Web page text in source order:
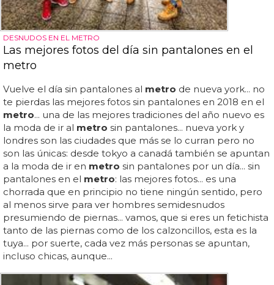
DESNUDOS EN EL METRO
Las mejores fotos del día sin pantalones en el
metro
Vuelve el día sin pantalones al metro de nueva york... no
te pierdas las mejores fotos sin pantalones en 2018 en el
metro... una de las mejores tradiciones del año nuevo es
la moda de ir al metro sin pantalones... nueva york y
londres son las ciudades que más se lo curran pero no
son las únicas: desde tokyo a canadá también se apuntan
a la moda de ir en metro sin pantalones por un día... sin
pantalones en el metro: las mejores fotos... es una
chorrada que en principio no tiene ningún sentido, pero
al menos sirve para ver hombres semidesnudos
presumiendo de piernas... vamos, que si eres un fetichista
tanto de las piernas como de los calzoncillos, esta es la
tuya... por suerte, cada vez más personas se apuntan,
incluso chicas, aunque...